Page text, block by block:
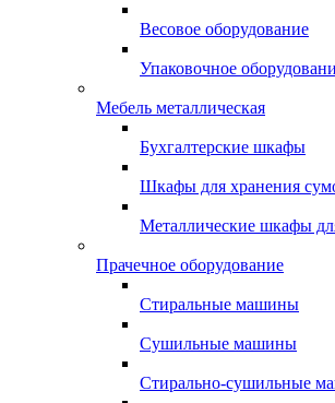
Весовое оборудование
Упаковочное
Мебель металлическая
Бухгалтерские шкафы
Шкафы для хранения
Металлические шкафы
Прачечное оборудование
Стиральные машины
Сушильные машины
Стирально-сушильные